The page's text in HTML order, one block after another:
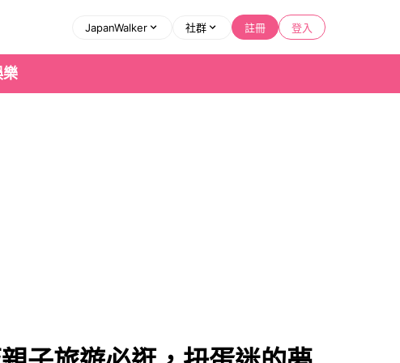
JapanWalker 社群 註冊 登入
樂